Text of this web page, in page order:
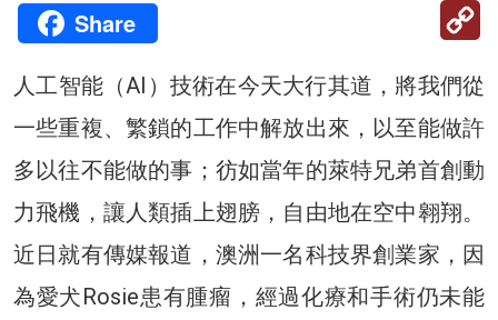
Share
人工智能（AI）技術在今天大行其道，將我們從
一些重複、繁鎖的工作中解放出來，以至能做許
多以往不能做的事；彷如當年的萊特兄弟首創動
力飛機，讓人類插上翅膀，自由地在空中翱翔。
近日就有傳媒報道，澳洲一名科技界創業家，因
為愛犬Rosie患有腫瘤，經過化療和手術仍未能